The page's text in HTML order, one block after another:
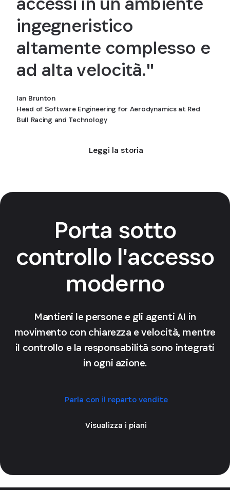
ingegneristico
altamente complesso e
ad alta velocità."
Ian Brunton
Head of Software Engineering for Aerodynamics at Red
Bull Racing and Technology
Leggi la storia
Porta sotto
controllo l'accesso
moderno
Mantieni le persone e gli agenti AI in
movimento con chiarezza e velocità, mentre
il controllo e la responsabilità sono integrati
in ogni azione.
Parla con il reparto vendite
Visualizza i piani